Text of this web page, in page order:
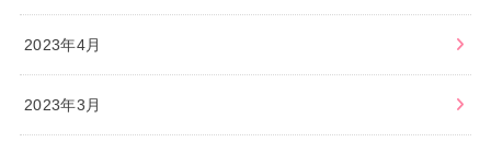
2023年4月
2023年3月